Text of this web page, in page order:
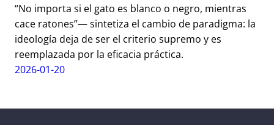
“No importa si el gato es blanco o negro, mientras
cace ratones”— sintetiza el cambio de paradigma: la
ideología deja de ser el criterio supremo y es
reemplazada por la eficacia práctica.
2026-01-20